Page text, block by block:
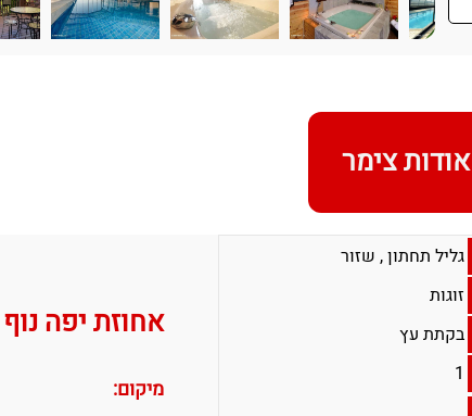
אודות צימר
גליל תחתון, שזור
זוגות
בקתת עץ
1
אחוזת יפה נוף
מיקום: